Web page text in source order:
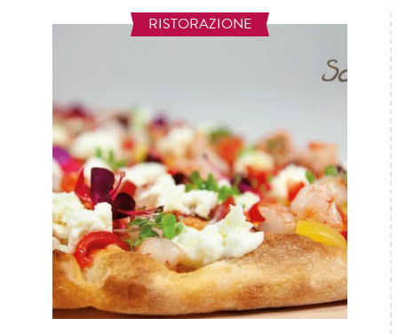
RISTORAZIONE